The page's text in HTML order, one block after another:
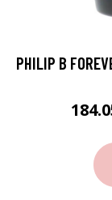
PHILIP B